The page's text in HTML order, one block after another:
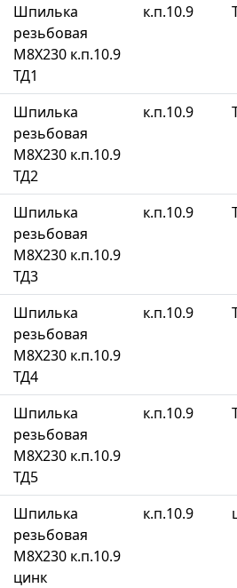
Шпилька
резьбовая
М8Х230 к.п.10.9
ТД1
к.п.10.9
Шпилька
резьбовая
М8Х230 к.п.10.9
ТД2
к.п.10.9
Шпилька
резьбовая
М8Х230 к.п.10.9
ТД3
к.п.10.9
Шпилька
резьбовая
М8Х230 к.п.10.9
ТД4
к.п.10.9
Шпилька
резьбовая
М8Х230 к.п.10.9
ТД5
к.п.10.9
Шпилька
резьбовая
М8Х230 к.п.10.9
цинк
к.п.10.9